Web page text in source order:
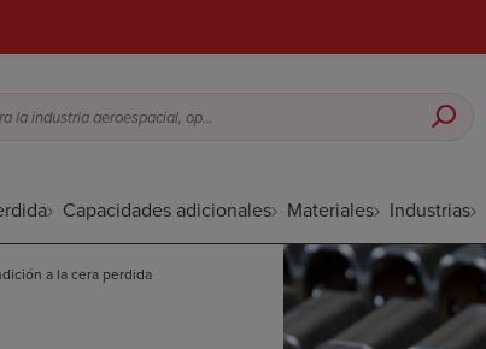
Fundición a la cera perdida para la industria aeroespacial, opciones de acabado superficial, etc.
Capacidades adicionales Materiales Industrias
a la cera perdida